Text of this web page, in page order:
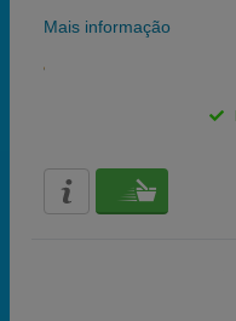
Mais informação